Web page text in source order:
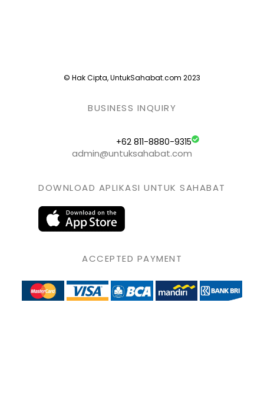
© Hak Cipta, UntukSahabat.com 2023
BUSINESS INQUIRY
+62 811-8880-9315
admin@untuksahabat.com
DOWNLOAD APLIKASI UNTUK SAHABAT
ACCEPTED PAYMENT